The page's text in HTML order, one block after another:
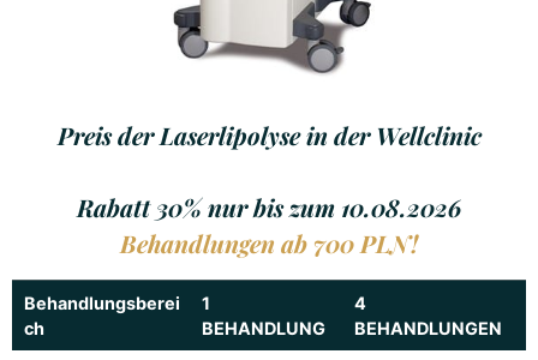
Preis der Laserlipolyse in der Wellclinic
Rabatt 30% nur bis zum 10.08.2026
Behandlungen ab 700 PLN!
Behandlungsberei
ch
1
BEHANDLUNG
4
BEHANDLUNGEN